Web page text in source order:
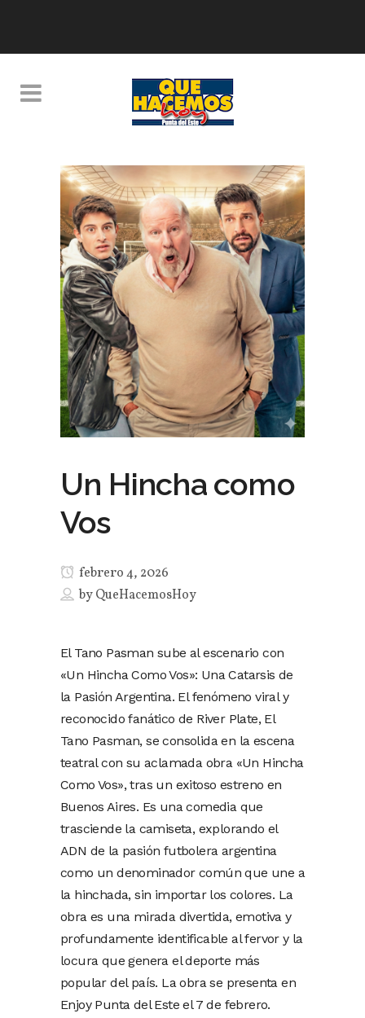
Un Hincha como
Vos
febrero 4, 2026
byQueHacemosHoy
El Tano Pasman sube al escenario con
«Un Hincha Como Vos»: Una Catarsis de
la Pasión Argentina. El fenómeno viral y
reconocido fanático de River Plate, El
Tano Pasman, se consolida en la escena
teatral con su aclamada obra «Un Hincha
Como Vos», tras un exitoso estreno en
Buenos Aires. Es una comedia que
trasciende la camiseta, explorando el
ADN de la pasión futbolera argentina
como un denominador común que une a
la hinchada, sin importar los colores. La
obra es una mirada divertida, emotiva y
profundamente identificable al fervor y la
locura que genera el deporte más
popular del país. La obra se presenta en
Enjoy Punta del Este el 7 de febrero.